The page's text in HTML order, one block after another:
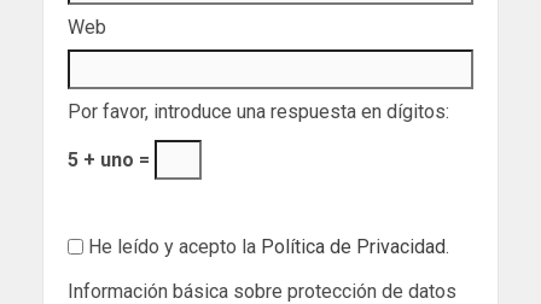
Web
Por favor, introduce una respuesta en dígitos:
5 + uno =
He leído y acepto la Política de Privacidad.
Información básica sobre protección de datos